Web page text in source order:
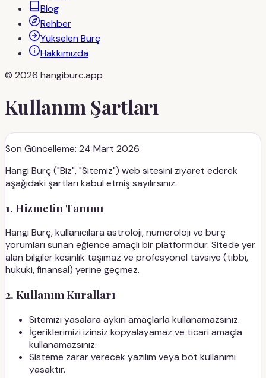
Blog
Rehber
Yükselen Burç
Hakkımızda
© 2026 hangiburc.app
Kullanım Şartları
Son Güncelleme: 24 Mart 2026
Hangi Burç ("Biz", "Sitemiz") web sitesini ziyaret ederek
aşağıdaki şartları kabul etmiş sayılırsınız.
1. Hizmetin Tanımı
Hangi Burç, kullanıcılara astroloji, numeroloji ve burç
yorumları sunan eğlence amaçlı bir platformdur. Sitede yer
alan bilgiler kesinlik taşımaz ve profesyonel tavsiye (tıbbi,
hukuki, finansal) yerine geçmez.
2. Kullanım Kuralları
Sitemizi yasalara aykırı amaçlarla kullanamazsınız.
İçeriklerimizi izinsiz kopyalayamaz ve ticari amaçla
kullanamazsınız.
Sisteme zarar verecek yazılım veya bot kullanımı
yasaktır.